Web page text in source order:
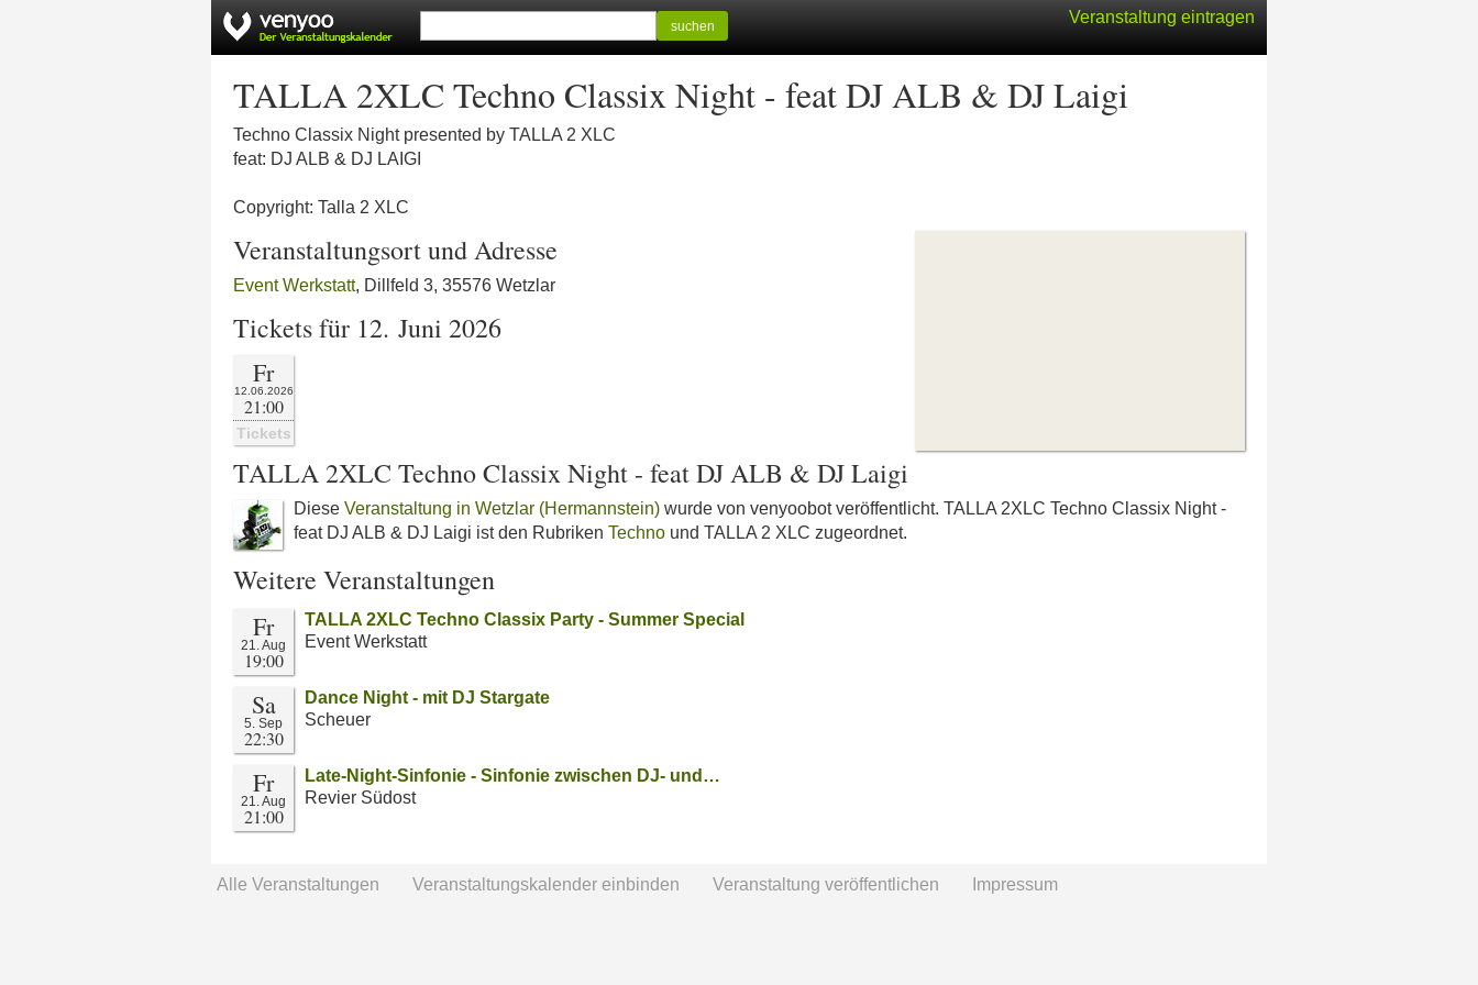
Veranstaltung eintragen
suchen
TALLA 2XLC Techno Classix Night - feat DJ ALB & DJ Laigi
Techno Classix Night presented by TALLA 2 XLC
feat: DJ ALB & DJ LAIGI
Copyright: Talla 2 XLC
Veranstaltungsort und Adresse
Event Werkstatt, Dillfeld 3, 35576 Wetzlar
Tickets für 12. Juni 2026
Fr
12.06.2026
21:00
Tickets
TALLA 2XLC Techno Classix Night - feat DJ ALB & DJ Laigi
Diese Veranstaltung in Wetzlar (Hermannstein) wurde von venyoobot veröffentlicht. TALLA 2XLC Techno Classix Night -
feat DJ ALB & DJ Laigi ist den Rubriken Techno und TALLA 2 XLC zugeordnet.
Weitere Veranstaltungen
Fr
21. Aug
19:00
TALLA 2XLC Techno Classix Party - Summer Special
Event Werkstatt
Sa
5. Sep
22:30
Dance Night - mit DJ Stargate
Scheuer
Fr
21. Aug
21:00
Late-Night-Sinfonie - Sinfonie zwischen DJ- und…
Revier Südost
Alle Veranstaltungen Veranstaltungskalender einbinden Veranstaltung veröffentlichen Impressum